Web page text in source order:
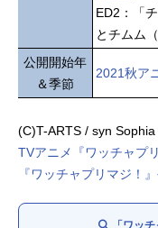
ED2：「
とチムム（
公開開始年
＆季節
2021秋ア
(C)T-ARTS / syn
TVアニメ『ワッチャプ
『ワッチャプリマジ！
「ワッ